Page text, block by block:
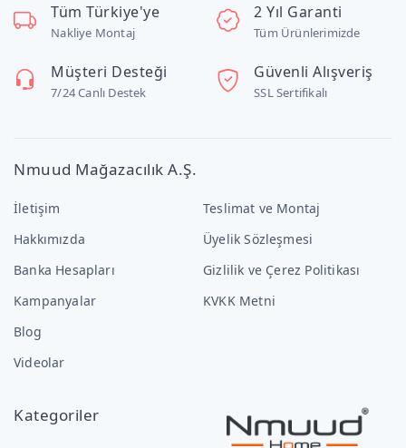
Tüm Türkiye'ye
Nakliye Montaj
2 Yıl Garanti
Tüm Ürünlerimizde
Müşteri Desteği
7/24 Canlı Destek
Güvenli Alışveriş
SSL Sertifikalı
Nmuud Mağazacılık A.Ş.
İletişim
Hakkımızda
Banka Hesapları
Kampanyalar
Blog
Videolar
Teslimat ve Montaj
Üyelik Sözleşmesi
Gizlilik ve Çerez Politikası
KVKK Metni
Kategoriler